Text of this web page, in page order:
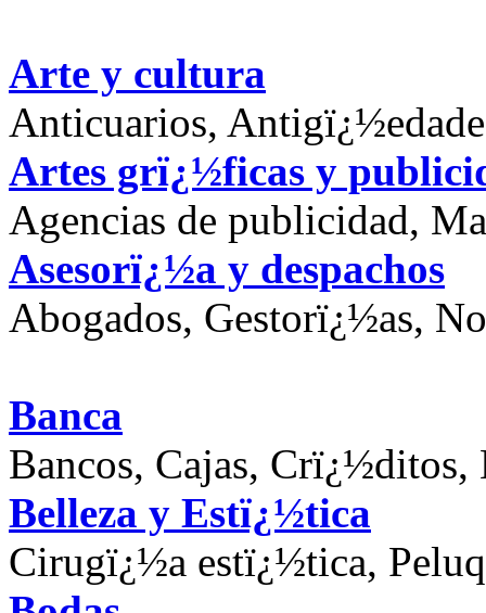
Arte y cultura
Anticuarios,
Artes grï¿½ficas y
Agencias de publicidad,
Asesorï¿½a y despachos
Abogados, Gestorï¿½as,
Banca
Bancos, Cajas, Crï¿½ditos,
Belleza y Estï¿½tica
Cirugï¿½a estï¿½tica,